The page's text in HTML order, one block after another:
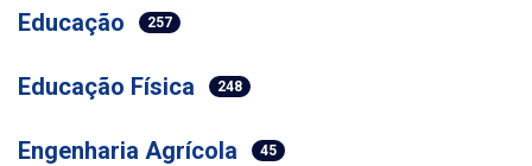
Educação 257
Educação Física 248
Engenharia Agrícola 45